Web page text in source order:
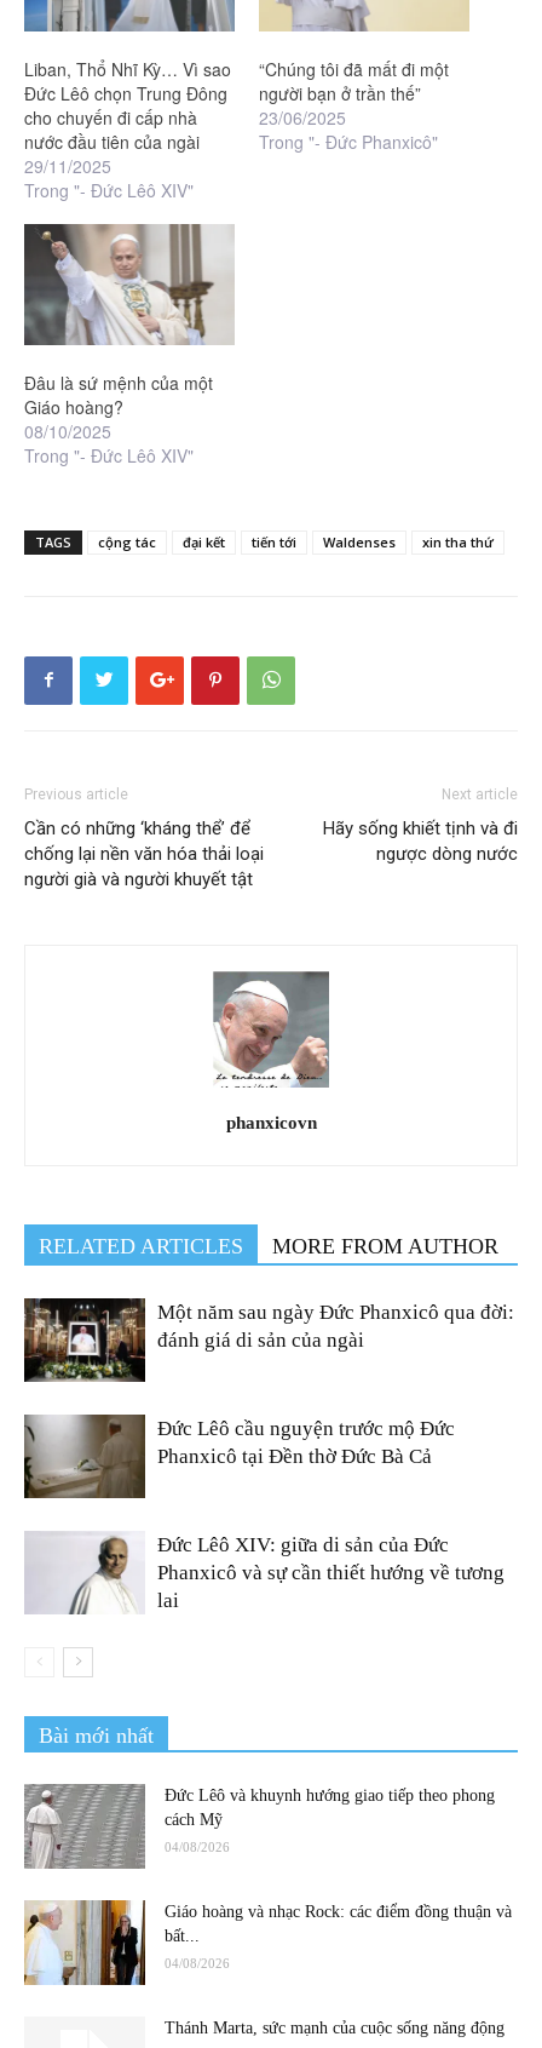
Liban, Thổ Nhĩ Kỳ… Vì sao
Đức Lêô chọn Trung Đông
cho chuyến đi cấp nhà
nước đầu tiên của ngài
29/11/2025
Trong "- Đức Lêô XIV"
“Chúng tôi đã mất đi một
người bạn ở trần thế”
23/06/2025
Trong "- Đức Phanxicô"
Đâu là sứ mệnh của một
Giáo hoàng?
08/10/2025
Trong "- Đức Lêô XIV"
TAGS cộng tác đại kết tiến tới Waldenses xin tha thứ
Previous article
Cần có những ‘kháng thể’ để
chống lại nền văn hóa thải loại
người già và người khuyết tật
Next article
Hãy sống khiết tịnh và đi
ngược dòng nước
phanxicovn
RELATED ARTICLES MORE FROM AUTHOR
Một năm sau ngày Đức Phanxicô qua đời:
đánh giá di sản của ngài
Đức Lêô cầu nguyện trước mộ Đức
Phanxicô tại Đền thờ Đức Bà Cả
Đức Lêô XIV: giữa di sản của Đức
Phanxicô và sự cần thiết hướng về tương
lai
Bài mới nhất
Đức Lêô và khuynh hướng giao tiếp theo phong
cách Mỹ
04/08/2026
Giáo hoàng và nhạc Rock: các điểm đồng thuận và
bất...
04/08/2026
Thánh Marta, sức mạnh của cuộc sống năng động